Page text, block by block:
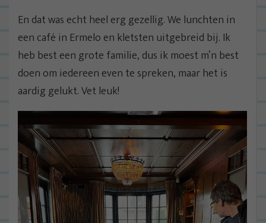
En dat was echt heel erg gezellig. We lunchten in
een café in Ermelo en kletsten uitgebreid bij. Ik
heb best een grote familie, dus ik moest m’n best
doen om iedereen even te spreken, maar het is
aardig gelukt. Vet leuk!